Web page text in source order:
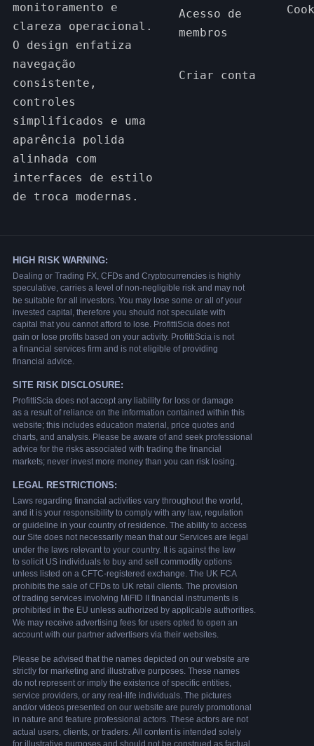
monitoramento e
clareza operacional.
O design enfatiza
navegação
consistente,
controles
simplificados e uma
aparência polida
alinhada com
interfaces de estilo
de troca modernas.
Acesso de
membros
Criar conta